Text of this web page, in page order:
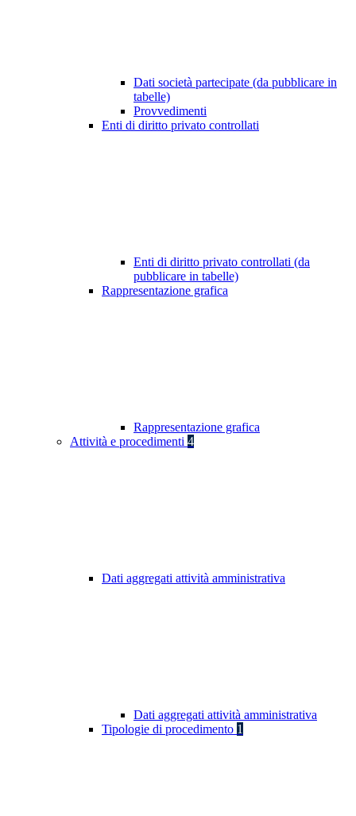
Dati società partecipate (da pubblicare in
tabelle)
Provvedimenti
Enti di diritto privato controllati
Enti di diritto privato controllati (da
pubblicare in tabelle)
Rappresentazione grafica
Rappresentazione grafica
Attività e procedimenti 4
Dati aggregati attività amministrativa
Dati aggregati attività amministrativa
Tipologie di procedimento 1